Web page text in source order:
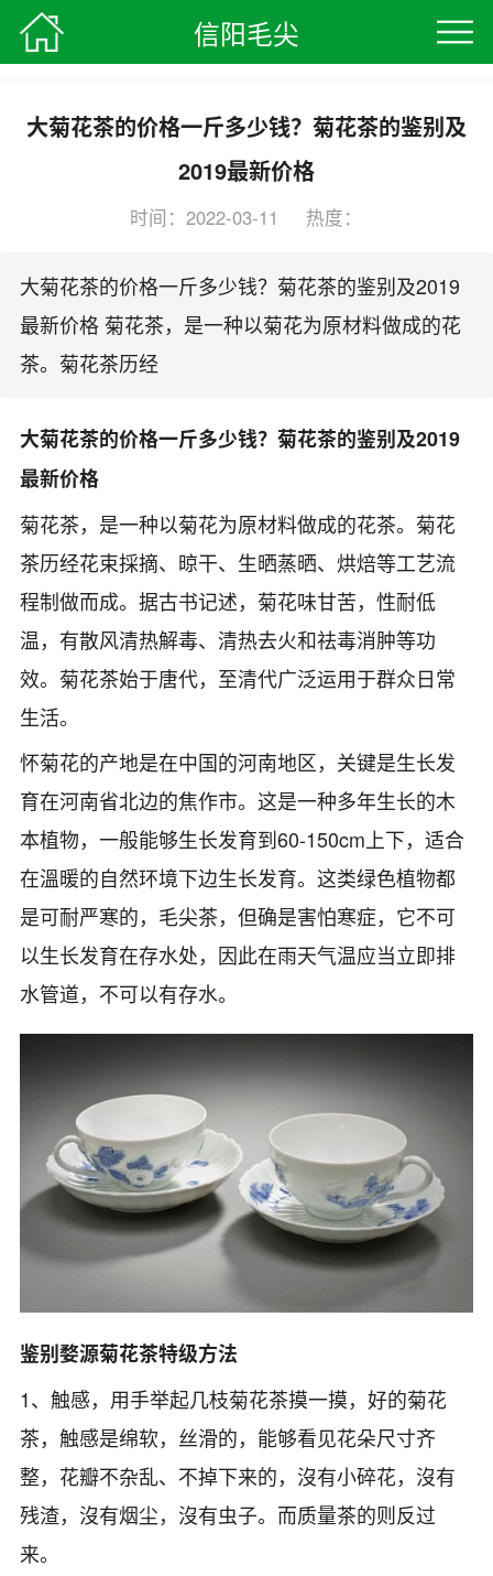
信阳毛尖
信阳毛尖 茶叶知识> 正文
大菊花茶的价格一斤多少钱？菊花茶的鉴别及
2019最新价格
时间：2022-03-11 热度：
大菊花茶的价格一斤多少钱？菊花茶的鉴别及2019
最新价格 菊花茶，是一种以菊花为原材料做成的花
茶。菊花茶历经
大菊花茶的价格一斤多少钱？菊花茶的鉴别及2019
最新价格
菊花茶，是一种以菊花为原材料做成的花茶。菊花
茶历经花束採摘、晾干、生晒蒸晒、烘焙等工艺流
程制做而成。据古书记述，菊花味甘苦，性耐低
温，有散风清热解毒、清热去火和祛毒消肿等功
效。菊花茶始于唐代，至清代广泛运用于群众日常
生活。
怀菊花的产地是在中国的河南地区，关键是生长发
育在河南省北边的焦作市。这是一种多年生长的木
本植物，一般能够生长发育到60-150cm上下，适合
在溫暖的自然环境下边生长发育。这类绿色植物都
是可耐严寒的， 毛尖茶，但确是害怕寒症，它不可
以生长发育在存水处，因此在雨天气温应当立即排
水管道，不可以有存水。
鉴别婺源菊花茶特级方法
1、触感，用手举起几枝菊花茶摸一摸，好的菊花
茶，触感是绵软，丝滑的，能够看见花朵尺寸齐
整，花瓣不杂乱、不掉下来的，沒有小碎花，沒有
残渣，沒有烟尘，沒有虫子。而质量茶的则反过
来。